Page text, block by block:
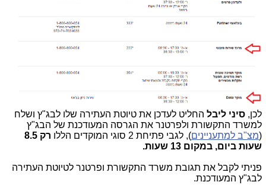
לכן, סיני ליבל החליט לעדכן את טיוטת העתירה שלו לבג"ץ ושלח
למשרד התקשורת ולפרטנר את הגרסה המעודכנת של הבג"ץ
(מצ"ב למתעניינים), לגבי פתיחת 2 סוגי המוקדים הללו
רק 8.5
שעות ביום, במקום 13 שעות.
פניתי לקבל את תגובת משרד התקשורת ופרטנר לטיוטת העתירה
לבג"ץ המעודכנת.